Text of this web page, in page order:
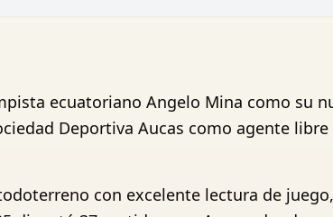
ecuatoriano Angelo Mina como su
Deportiva Aucas como agente
con excelente lectura de